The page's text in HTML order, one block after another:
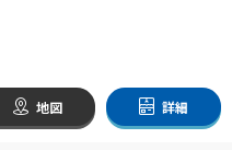
地図 詳細